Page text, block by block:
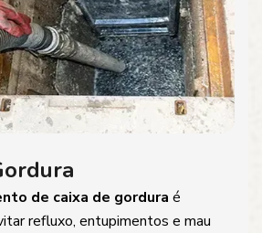
de caixa de gordura é
refluxo, entupimentos e mau